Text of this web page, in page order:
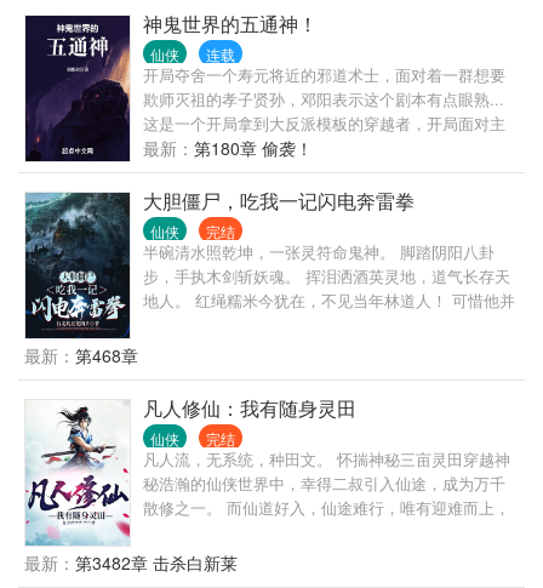
神鬼世界的五通神！
仙侠 连载
开局夺舍一个寿元将近的邪道术士，面对着一群想要
欺师灭祖的孝子贤孙，邓阳表示这个剧本有点眼熟...
这是一个开局拿到大反派模板的穿越者，开局面对主
角反噬的故事！ ...... 一盏神奇的青铜古灯，带来一个
现世之魂。 且看一个现代的穿越者，带你领略不一样
的神诡大世！ 五通者、五欲皆通，尝遍人间大欲，世
人谓之邪神！ ...... PS：新人新书！
最新： 第180章 偷袭！
大胆僵尸，吃我一记闪电奔雷拳
仙侠 完结
半碗清水照乾坤，一张灵符命鬼神。 脚踏阴阳八卦
步，手执木剑斩妖魂。 挥泪洒酒英灵地，道气长存天
地人。 红绳糯米今犹在，不见当年林道人！ 可惜他并
最新： 第468章
凡人修仙：我有随身灵田
仙侠 完结
凡人流，无系统，种田文。 怀揣神秘三亩灵田穿越神
秘浩瀚的仙侠世界中，幸得二叔引入仙途，成为万千
散修之一。 而仙道好入，仙途难行，唯有迎难而上，
丹，元婴···）
最新： 第3482章 击杀白新莱